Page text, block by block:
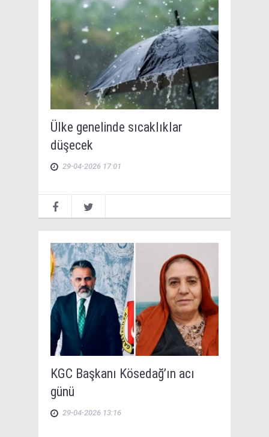
Ülke genelinde sıcaklıklar
düşecek
29-04-2026 17:01
KGC Başkanı Kösedağ’ın acı
günü
29-04-2026 13:16